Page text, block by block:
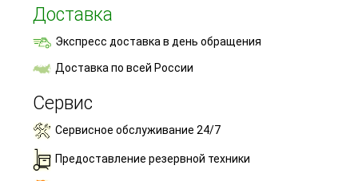
Доставка
Экспресс доставка в день обращения
Доставка по всей России
Сервис
Сервисное обслуживание 24/7
Предоставление резервной техники